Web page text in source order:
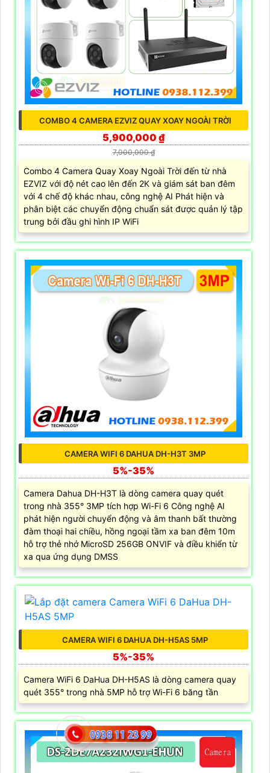
COMBO 4 CAMERA EZVIZ QUAY XOAY NGOÀI TRỜI
5,900,000 ₫
7,000,000 ₫
Combo 4 Camera Quay Xoay Ngoài Trời đến từ nhà
EZVIZ với độ nét cao lên đến 2K và giám sát ban đêm
với 4 chế độ khác nhau, công nghệ AI Phát hiện và
phân biệt các chuyển động chuẩn sát được quản lý tập
trung bởi đầu ghi hình IP WiFi
CAMERA WIFI 6 DAHUA DH-H3T 3MP
5%-35%
Camera Dahua DH-H3T là dòng camera quay quét
trong nhà 355° 3MP tích hợp Wi-Fi 6 Công nghệ AI
phát hiện người chuyển động và âm thanh bất thường
đàm thoại hai chiều, hồng ngoại tầm xa ban đêm 10m
hỗ trợ thẻ nhớ MicroSD 256GB ONVIF và điều khiển từ
xa qua ứng dụng DMSS
CAMERA WIFI 6 DAHUA DH-H5AS 5MP
5%-35%
Camera WiFi 6 DaHua DH-H5AS là dòng camera quay
quét 355° trong nhà 5MP hỗ trợ Wi-Fi 6 băng tần